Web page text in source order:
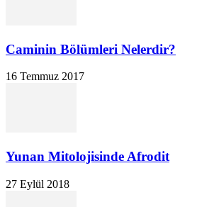
Caminin Bölümleri Nelerdir?
16 Temmuz 2017
Yunan Mitolojisinde Afrodit
27 Eylül 2018